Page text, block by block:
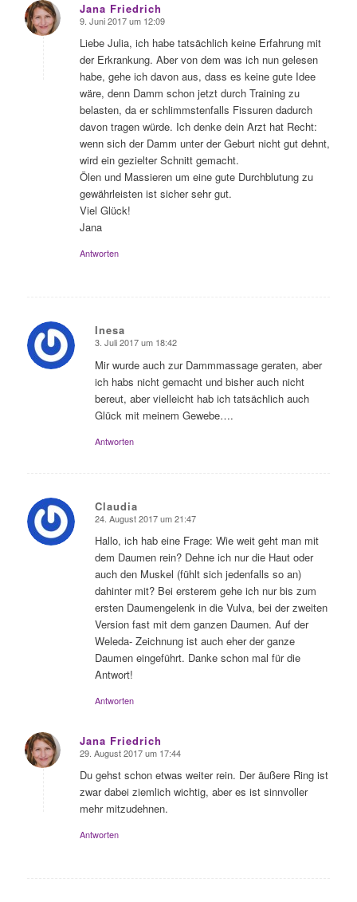
Jana Friedrich
sagte:
9. Juni 2017 um 12:09
Liebe Julia, ich habe tatsächlich keine Erfahrung mit
der Erkrankung. Aber von dem was ich nun gelesen
habe, gehe ich davon aus, dass es keine gute Idee
wäre, denn Damm schon jetzt durch Training zu
belasten, da er schlimmstenfalls Fissuren dadurch
davon tragen würde. Ich denke dein Arzt hat Recht:
wenn sich der Damm unter der Geburt nicht gut dehnt,
wird ein gezielter Schnitt gemacht.
Ölen und Massieren um eine gute Durchblutung zu
gewährleisten ist sicher sehr gut.
Viel Glück!
Jana
Antworten
Inesa
sagte:
3. Juli 2017 um 18:42
Mir wurde auch zur Dammmassage geraten, aber
ich habs nicht gemacht und bisher auch nicht
bereut, aber vielleicht hab ich tatsächlich auch
Glück mit meinem Gewebe….
Antworten
Claudia
sagte:
24. August 2017 um 21:47
Hallo, ich hab eine Frage: Wie weit geht man mit
dem Daumen rein? Dehne ich nur die Haut oder
auch den Muskel (fühlt sich jedenfalls so an)
dahinter mit? Bei ersterem gehe ich nur bis zum
ersten Daumengelenk in die Vulva, bei der zweiten
Version fast mit dem ganzen Daumen. Auf der
Weleda- Zeichnung ist auch eher der ganze
Daumen eingeführt. Danke schon mal für die
Antwort!
Antworten
Jana Friedrich
sagte:
29. August 2017 um 17:44
Du gehst schon etwas weiter rein. Der äußere Ring ist
zwar dabei ziemlich wichtig, aber es ist sinnvoller
mehr mitzudehnen.
Antworten